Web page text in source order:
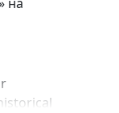
на